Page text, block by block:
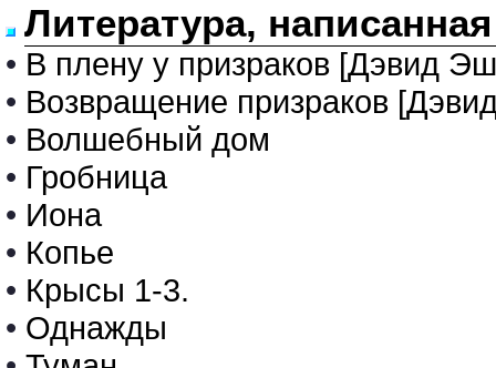
Литература,
• В плену у призраков [Дэвид
• Возвращение призраков
• Волшебный дом
• Гробница
• Иона
• Копье
• Крысы 1-3.
• Однажды